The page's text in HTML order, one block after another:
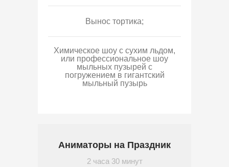
Вынос тортика;
Химическое шоу с сухим льдом,
или профессиональное шоу
мыльных пузырей с
погружением в гигантский
мыльный пузырь
Аниматоры на Праздник
2 часа 30 минут